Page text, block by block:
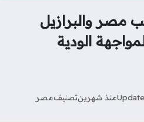
مصر والبرازيل
الودية
منذ شهرينتصنيفمصر